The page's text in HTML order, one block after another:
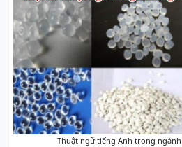
Thuật ngữ tiếng Anh trong